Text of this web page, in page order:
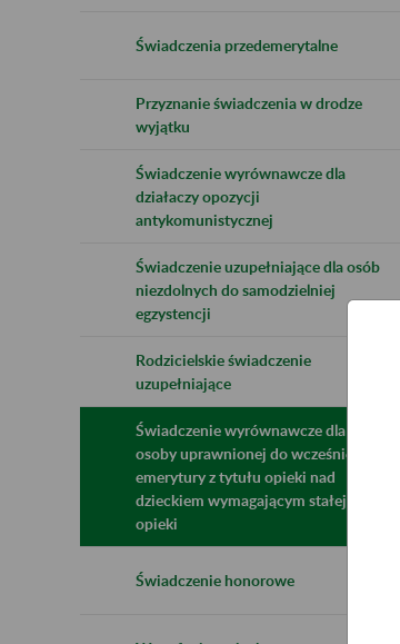
Świadczenia przedemerytalne
Przyznanie świadczenia w drodze
wyjątku
Świadczenie wyrównawcze dla
działaczy opozycji
antykomunistycznej
Świadczenie uzupełniające dla osób
niezdolnych do samodzielniej
egzystencji
Rodzicielskie świadczenie
uzupełniające
Świadczenie wyrównawcze dla
osoby uprawnionej do wcześniejszej
emerytury z tytułu opieki nad
dzieckiem wymagającym stałej
opieki
Świadczenie honorowe